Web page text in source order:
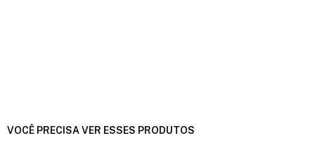
VOCÊ PRECISA VER ESSES PRODUTOS